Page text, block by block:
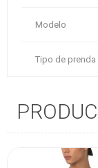
Modelo
Tipo de prenda